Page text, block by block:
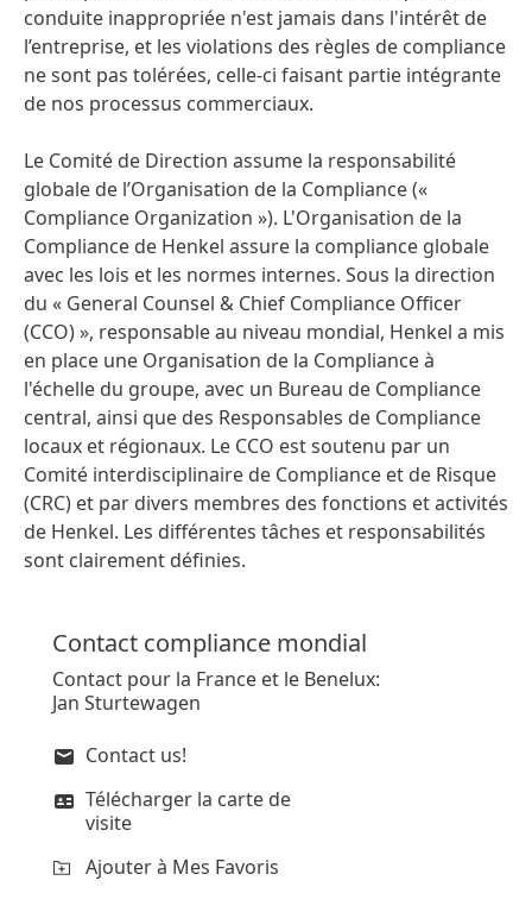
conduite inappropriée n'est jamais dans l'intérêt de
l’entreprise, et les violations des règles de compliance
ne sont pas tolérées, celle-ci faisant partie intégrante
de nos processus commerciaux.
Le Comité de Direction assume la responsabilité
globale de l’Organisation de la Compliance(«
Compliance Organization »). L'Organisation de la
Compliance de Henkel assure la compliance globale
avec les lois et les normes internes. Sous la direction
du « General Counsel & Chief Compliance Officer
(CCO) », responsable au niveau mondial, Henkel a mis
en place une Organisation de la Compliance à
l'échelle du groupe, avec un Bureau de Compliance
central, ainsi que des Responsables de Compliance
locaux et régionaux. Le CCO est soutenu par un
Comité interdisciplinaire de Compliance et de Risque
(CRC) et par divers membres des fonctions et activités
de Henkel. Les différentes tâches et responsabilités
sont clairement définies.
Contact compliance mondial
Contact pour la France et le Benelux:
Jan Sturtewagen
Contact us!
Télécharger la carte de
visite
Ajouter à Mes Favoris